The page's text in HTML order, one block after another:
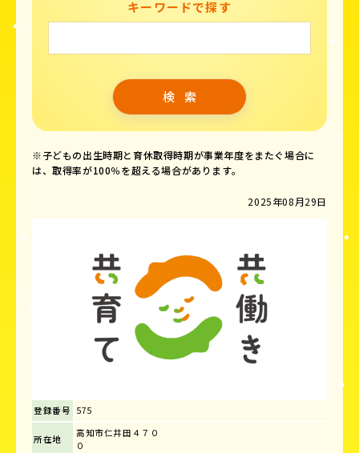
キーワードで探す
※子どもの出生時期と育休取得時期が事業年度をまたぐ場合に
は、取得率が100％を超える場合があります。
2025年08月29日
登録番号 575
所在地
高知市仁井田４７０
０